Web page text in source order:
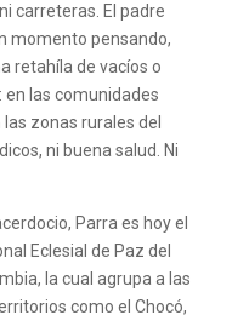
carreteras. El padre
momento pensando,
retahíla de vacíos o
en las comunidades
zonas rurales del
ni buena salud. Ni
Parra es hoy el
Eclesial de Paz del
la cual agrupa a las
como el Chocó,